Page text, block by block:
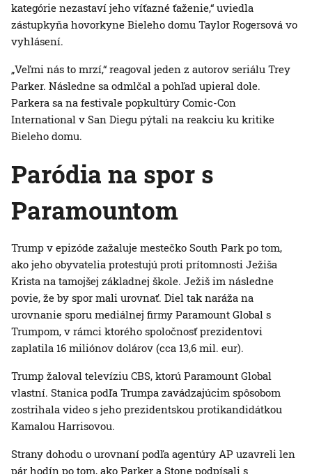
kategórie nezastaví jeho víťazné ťaženie,“ uviedla
zástupkyňa hovorkyne Bieleho domu Taylor Rogersová vo
vyhlásení.
„Veľmi nás to mrzí,“ reagoval jeden z autorov seriálu Trey
Parker. Následne sa odmlčal a pohľad upieral dole.
Parkera sa na festivale popkultúry Comic-Con
International v San Diegu pýtali na reakciu ku kritike
Bieleho domu.
Paródia na spor s
Paramountom
Trump v epizóde zažaluje mestečko South Park po tom,
ako jeho obyvatelia protestujú proti prítomnosti Ježiša
Krista na tamojšej základnej škole. Ježiš im následne
povie, že by spor mali urovnať. Diel tak naráža na
urovnanie sporu mediálnej firmy Paramount Global s
Trumpom, v rámci ktorého spoločnosť prezidentovi
zaplatila 16 miliónov dolárov (cca 13,6 mil. eur).
Trump žaloval televíziu CBS, ktorú Paramount Global
vlastní. Stanica podľa Trumpa zavádzajúcim spôsobom
zostrihala video s jeho prezidentskou protikandidátkou
Kamalou Harrisovou.
Strany dohodu o urovnaní podľa agentúry AP uzavreli len
pár hodín po tom, ako Parker a Stone podpísali s